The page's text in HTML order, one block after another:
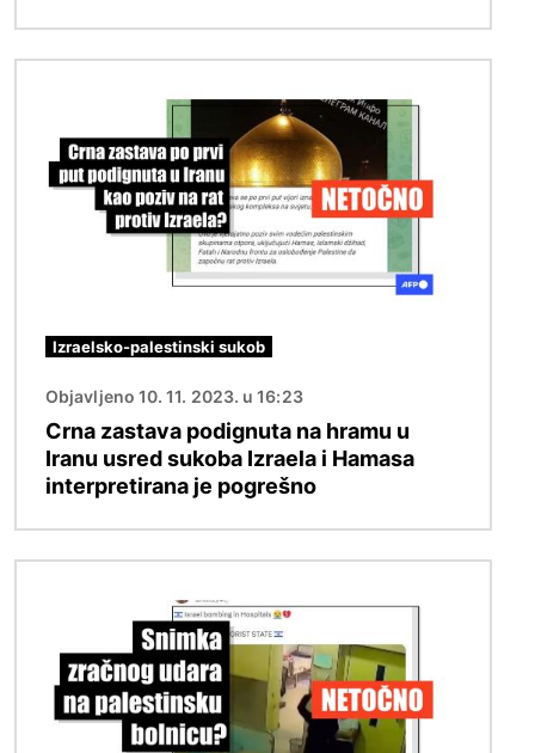
Izraelsko-palestinski sukob
Objavljeno 10. 11. 2023. u 16:23
Crna zastava podignuta na hramu u
Iranu usred sukoba Izraela i Hamasa
interpretirana je pogrešno